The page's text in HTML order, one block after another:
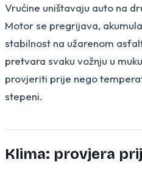
Vrućine uništavaju auto na
Motor se pregrijava,
stabilnost na užarenom
pretvara svaku vožnju u
provjeriti prije nego
stepeni.
Klima: provjera